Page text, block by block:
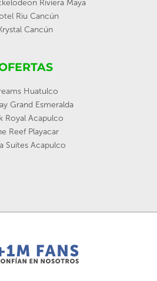
Riviera Maya
Riu Cancún
Cancún
Huatulco
Grand Esmeralda
Royal Acapulco
Reef Playacar
Suites Acapulco